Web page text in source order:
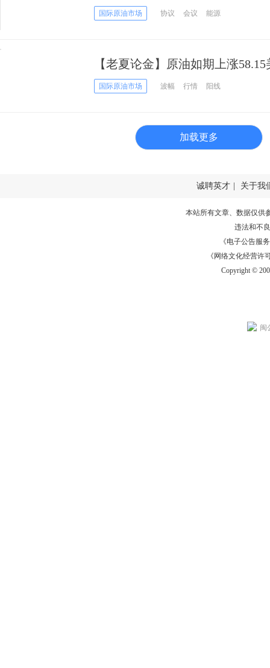
产！担忧效果甚微？油价恐有回
国际原油市场 协议 会议 能源
【老夏论金】原油如期上涨
续做多！
国际原油市场 波幅 行情 阳线
加载更多
诚聘英才 关于我
本站所有文章、数据仅供
违法和不
《电子公告服务
《网络文化经营许
Copyright ©
闽